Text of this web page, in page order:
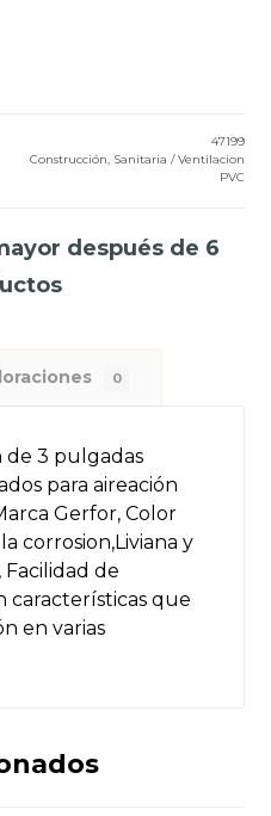
47199
Construcción Sanitaria / Ventilacion
PVC
después de 6
0
de 3 pulgadas
para aireación
Gerfor, Color
corrosion,Liviana y
de
características que
en varias